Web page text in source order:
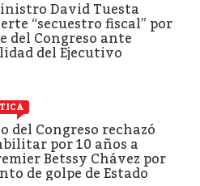
David Tuesta
“secuestro fiscal” por
del Congreso ante
del Ejecutivo
del Congreso rechazó
por 10 años a
Betssy Chávez por
de golpe de Estado